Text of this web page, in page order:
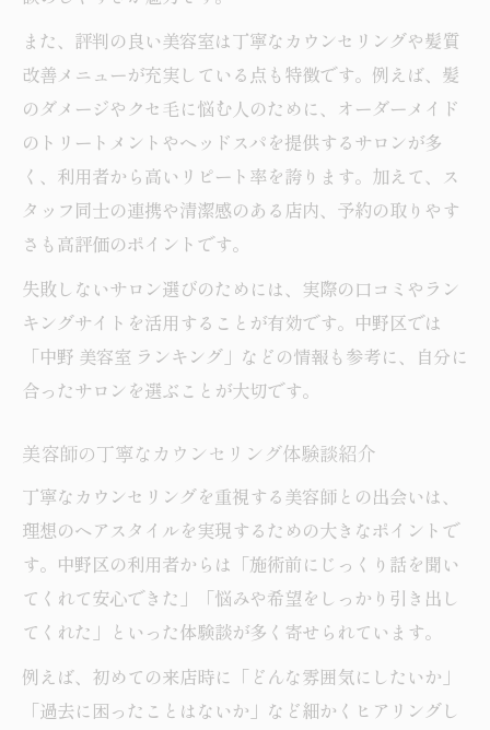
また、評判の良い美容室は丁寧なカウンセリングや髪質
改善メニューが充実している点も特徴です。例えば、髪
のダメージやクセ毛に悩む人のために、オーダーメイド
のトリートメントやヘッドスパを提供するサロンが多
く、利用者から高いリピート率を誇ります。加えて、ス
タッフ同士の連携や清潔感のある店内、予約の取りやす
さも高評価のポイントです。
失敗しないサロン選びのためには、実際の口コミやラン
キングサイトを活用することが有効です。中野区では
「中野 美容室 ランキング」などの情報も参考に、自分に
合ったサロンを選ぶことが大切です。
美容師の丁寧なカウンセリング体験談紹介
丁寧なカウンセリングを重視する美容師との出会いは、
理想のヘアスタイルを実現するための大きなポイントで
す。中野区の利用者からは「施術前にじっくり話を聞い
てくれて安心できた」「悩みや希望をしっかり引き出し
てくれた」といった体験談が多く寄せられています。
例えば、初めての来店時に「どんな雰囲気にしたいか」
「過去に困ったことはないか」など細かくヒアリングし